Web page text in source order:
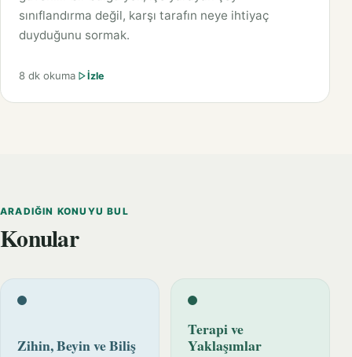
sınıflandırma değil, karşı tarafın neye ihtiyaç
duyduğunu sormak.
8 dk okuma İzle
ARADIĞIN KONUYU BUL
Konular
Zihin, Beyin ve Biliş
Terapi ve
Yaklaşımlar